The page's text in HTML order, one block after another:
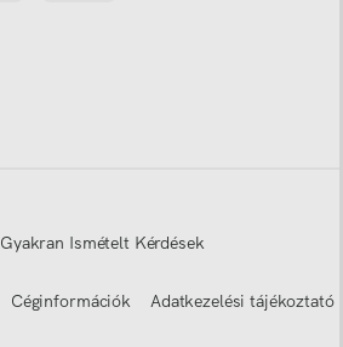
Gyakran Ismételt Kérdések
Céginformációk Adatkezelési tájékoztató